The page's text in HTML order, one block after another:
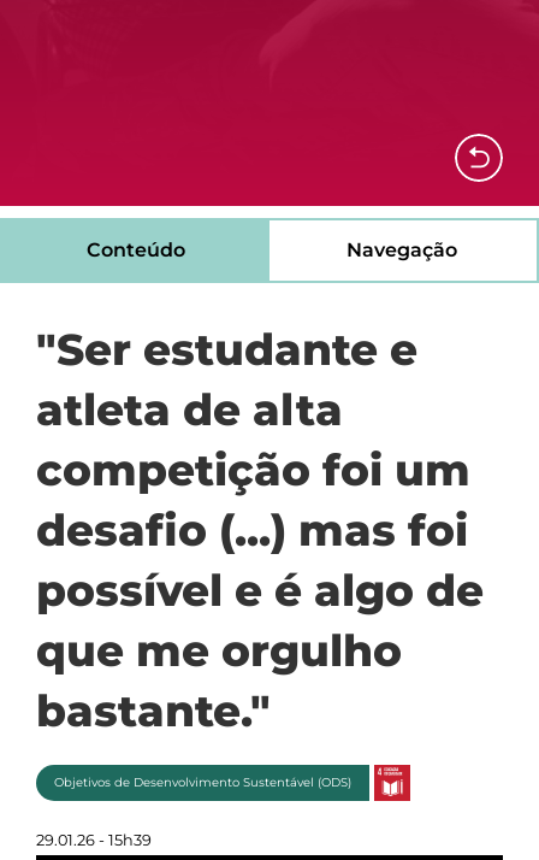
Conteúdo Navegação
"Ser estudante e
atleta de alta
competição foi um
desafio (...) mas foi
possível e é algo de
que me orgulho
bastante."
Objetivos de Desenvolvimento Sustentável (ODS)
29.01.26 - 15h39